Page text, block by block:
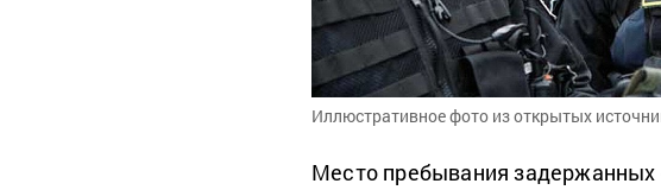
Иллюстративное фото из открытых
Место пребывания